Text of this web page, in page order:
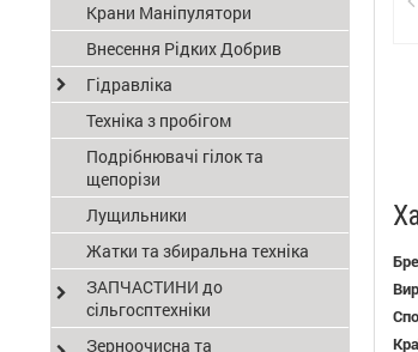
Крани Маніпулятори
Внесення Рідких Добрив
Гідравліка
Техніка з пробігом
Подрібнювачі гілок та
щепорізи
Лущильники
Жатки та збиральна техніка
ЗАПЧАСТИНИ до
сільгосптехніки
Зерноочисна та